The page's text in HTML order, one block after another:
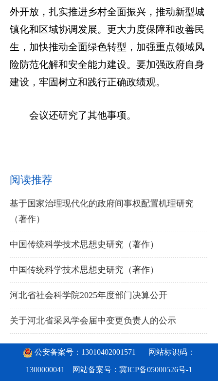
外开放，扎实推进乡村全面振兴，推动新型城
镇化和区域协调发展。更大力度保障和改善民
生，加快推动全面绿色转型，加强重点领域风
险防范化解和安全能力建设。要加强政府自身
建设，牢固树立和践行正确政绩观。
会议还研究了其他事项。
阅读推荐
基于国家治理现代化的政府间事权配置机理研究
（著作）
中国传统科学技术思想史研究（著作）
中国传统科学技术思想史研究（著作）
河北省社会科学院2025年度部门决算公开
关于河北省采风学会届中变更负责人的公示
公安备案号：13010402001571 网站标识码：
1300000041 网站备案号： 冀ICP备05000526号-1